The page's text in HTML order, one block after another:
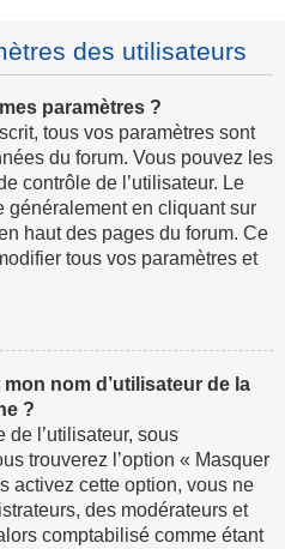
des utilisateurs
paramètres ?
tous vos paramètres sont
du forum. Vous pouvez les
contrôle de l’utilisateur. Le
généralement en cliquant sur
haut des pages du forum. Ce
tous vos paramètres et
nom d’utilisateur de la
?
de l’utilisateur, sous
trouverez l’option « Masquer
activez cette option, vous ne
des modérateurs et
comptabilisé comme étant